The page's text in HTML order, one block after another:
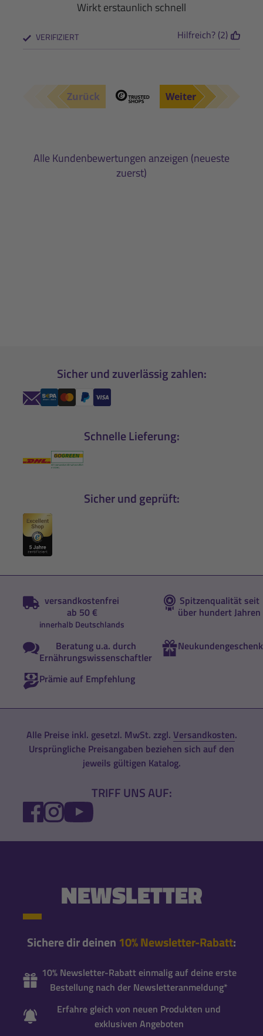
Wirkt erstaunlich schnell
VERIFIZIERT Hilfreich? (2)
Zurück Weiter
Alle Kundenbewertungen anzeigen (neueste
zuerst)
Sicher und zuverlässig zahlen:
Schnelle Lieferung:
Sicher und geprüft:
versandkostenfrei
ab 50 €
innerhalb Deutschlands
Spitzenqualität seit
über hundert Jahren
Beratung u.a. durch
Ernährungswissenschaftler
Neukundengeschenk
Prämie auf Empfehlung
Alle Preise inkl. gesetzl. MwSt. zzgl. Versandkosten.
Ursprüngliche Preisangaben beziehen sich auf den
jeweils gültigen Katalog.
TRIFF UNS AUF:
FACEBOOK
INSTAGRAM
YOUTUBE
NEWSLETTER
Sichere dir deinen 10% Newsletter-Rabatt:
10% Newsletter-Rabatt einmalig auf deine erste
Bestellung nach der Newsletteranmeldung*
Erfahre gleich von neuen Produkten und
exklusiven Angeboten